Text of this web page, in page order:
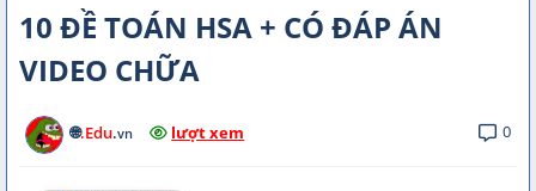
10 ĐỀ TOÁN HSA + CÓ ĐÁP ÁN
VIDEO CHỮA
🌐.Edu.vn lượt xem 0